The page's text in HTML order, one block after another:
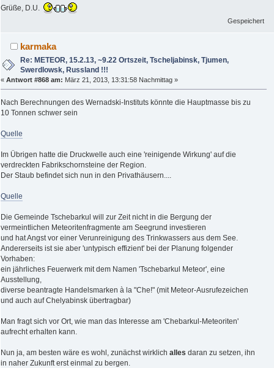
Grüße, D.U.
Gespeichert
karmaka
Re: METEOR, 15.2.13, ~9.22 Ortszeit, Tscheljabinsk, Tjumen,
Swerdlowsk, Russland !!!
« Antwort #868 am: März 21, 2013, 13:31:58 Nachmittag »
Nach Berechnungen des Wernadski-Instituts könnte die Hauptmasse bis zu
10 Tonnen schwer sein
Quelle
Im Übrigen hatte die Druckwelle auch eine 'reinigende Wirkung' auf die
verdreckten Fabrikschornsteine der Region.
Der Staub befindet sich nun in den Privathäusern....
Quelle
Die Gemeinde Tschebarkul will zur Zeit nicht in die Bergung der
vermeintlichen Meteoritenfragmente am Seegrund investieren
und hat Angst vor einer Verunreinigung des Trinkwassers aus dem See.
Andererseits ist sie aber 'untypisch effizient' bei der Planung folgender
Vorhaben:
ein jährliches Feuerwerk mit dem Namen 'Tschebarkul Meteor', eine
Ausstellung,
diverse beantragte Handelsmarken à la "Che!" (mit Meteor-Ausrufezeichen
und auch auf Chelyabinsk übertragbar)
Man fragt sich vor Ort, wie man das Interesse am 'Chebarkul-Meteoriten'
aufrecht erhalten kann.
Nun ja, am besten wäre es wohl, zunächst wirklich alles daran zu setzen, ihn
in naher Zukunft erst einmal zu bergen.